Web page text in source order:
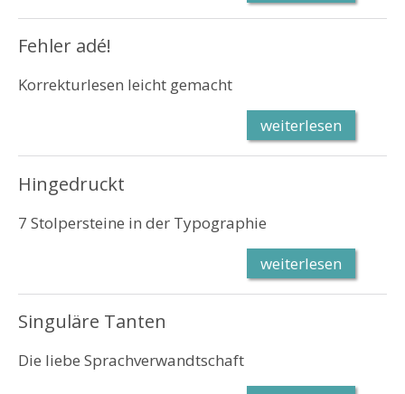
Fehler adé!
Korrekturlesen leicht gemacht
weiterlesen
Hingedruckt
7 Stolpersteine in der Typographie
weiterlesen
Singuläre Tanten
Die liebe Sprachverwandtschaft